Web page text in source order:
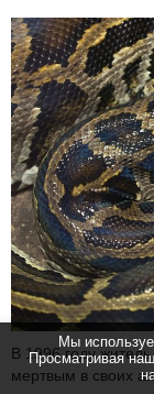
Мы
Просматривая
В 1996 году
мертвым в своих